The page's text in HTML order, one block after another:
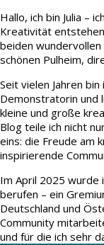
Hallo, ich bin Julia –
Kreativität
beiden
schönen Pulheim,
Seit vielen Jahren
Demonstratorin und
kleine und große
Blog teile ich nicht
eins: die Freude am
inspirierende
Im April 2025 wurde
berufen – ein
Deutschland und
Community
und für die ich sehr